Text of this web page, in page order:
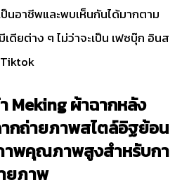
นอาชีพและพบเห็นกันได้มากตาม
ดียต่าง ๆ ไม่ว่าจะเป็น เฟซบุ๊ก อินส
Meking ผ้าฉากหลัง
ากถ่ายภาพสไตล์อิฐย้อน
พคุณภาพสูงสำหรับกา
ยภาพ